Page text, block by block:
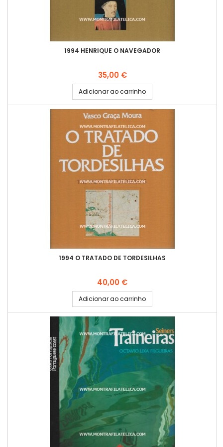
1994 HENRIQUE O NAVEGADOR
Preço
35,00 €
Adicionar ao carrinho
1994 O TRATADO DE TORDESILHAS
Preço
40,00 €
Adicionar ao carrinho